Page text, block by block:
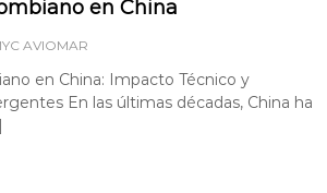
en China
AVIOMAR
en China: Impacto Técnico y
En las últimas décadas, China ha